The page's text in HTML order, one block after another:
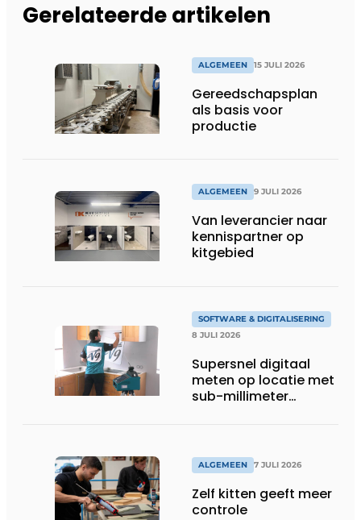
Gerelateerde artikelen
ALGEMEEN 15 JULI 2026
Gereedschapsplan
als basis voor
productie
ALGEMEEN 9 JULI 2026
Van leverancier naar
kennispartner op
kitgebied
SOFTWARE & DIGITALISERING
8 JULI 2026
Supersnel digitaal
meten op locatie met
sub-millimeter
ALGEMEEN 7 JULI 2026
Zelf kitten geeft meer
controle